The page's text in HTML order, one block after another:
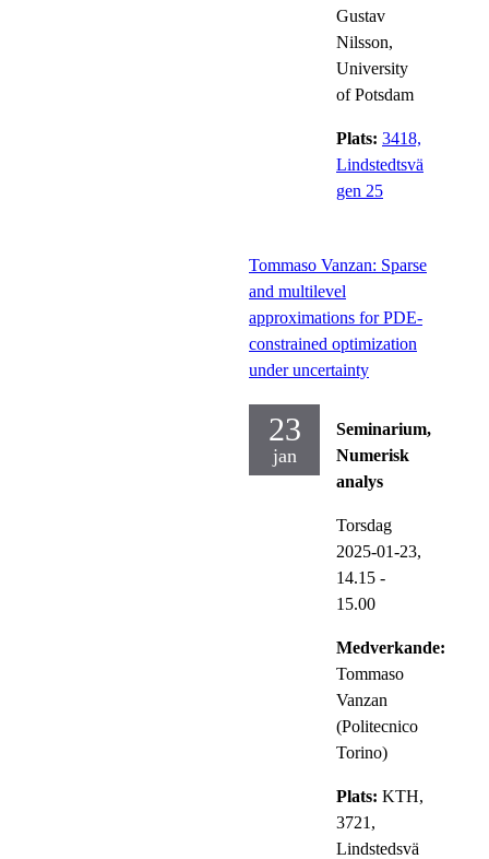
Gustav
Nilsson,
University
of Potsdam
Plats: 3418,
Lindstedtsvä
gen 25
Tommaso Vanzan: Sparse
and multilevel
approximations for PDE-
constrained optimization
under uncertainty
23
jan
Seminarium,
Numerisk
analys
Torsdag
2025-01-23,
14.15 -
15.00
Medverkande:
Tommaso
Vanzan
(Politecnico
Torino)
Plats: KTH,
3721,
Lindstedsvä